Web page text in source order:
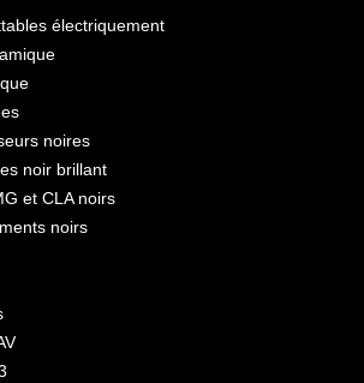
électriquement
noires
noir brillant
et CLA noirs
noirs